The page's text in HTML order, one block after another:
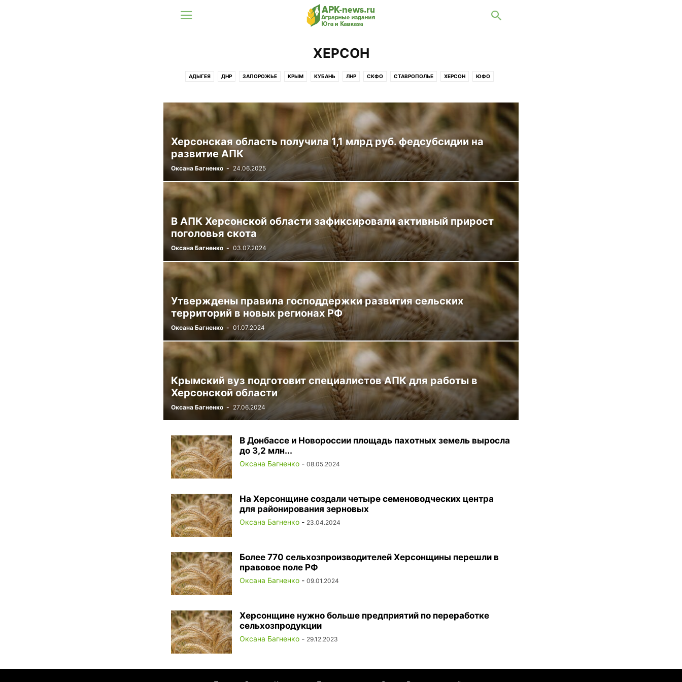
ХЕРСОН
АДЫГЕЯ ДНР ЗАПОРОЖЬЕ КРЫМ КУБАНЬ ЛНР СКФО СТАВРОПОЛЬЕ ХЕРСОН ЮФО
Херсонская область получила 1,1 млрд руб. федсубсидии на
развитие АПК
Оксана Багненко - 24.06.2025
В АПК Херсонской области зафиксировали активный прирост
поголовья скота
Оксана Багненко - 03.07.2024
Утверждены правила господдержки развития сельских
территорий в новых регионах РФ
Оксана Багненко - 01.07.2024
Крымский вуз подготовит специалистов АПК для работы в
Херсонской области
Оксана Багненко - 27.06.2024
В Донбассе и Новороссии площадь пахотных земель выросла
до 3,2 млн...
Оксана Багненко - 08.05.2024
На Херсонщине создали четыре семеноводческих центра
для районирования зерновых
Оксана Багненко - 23.04.2024
Более 770 сельхозпроизводителей Херсонщины перешли в
правовое поле РФ
Оксана Багненко - 09.01.2024
Херсонщине нужно больше предприятий по переработке
сельхозпродукции
Оксана Багненко - 29.12.2023